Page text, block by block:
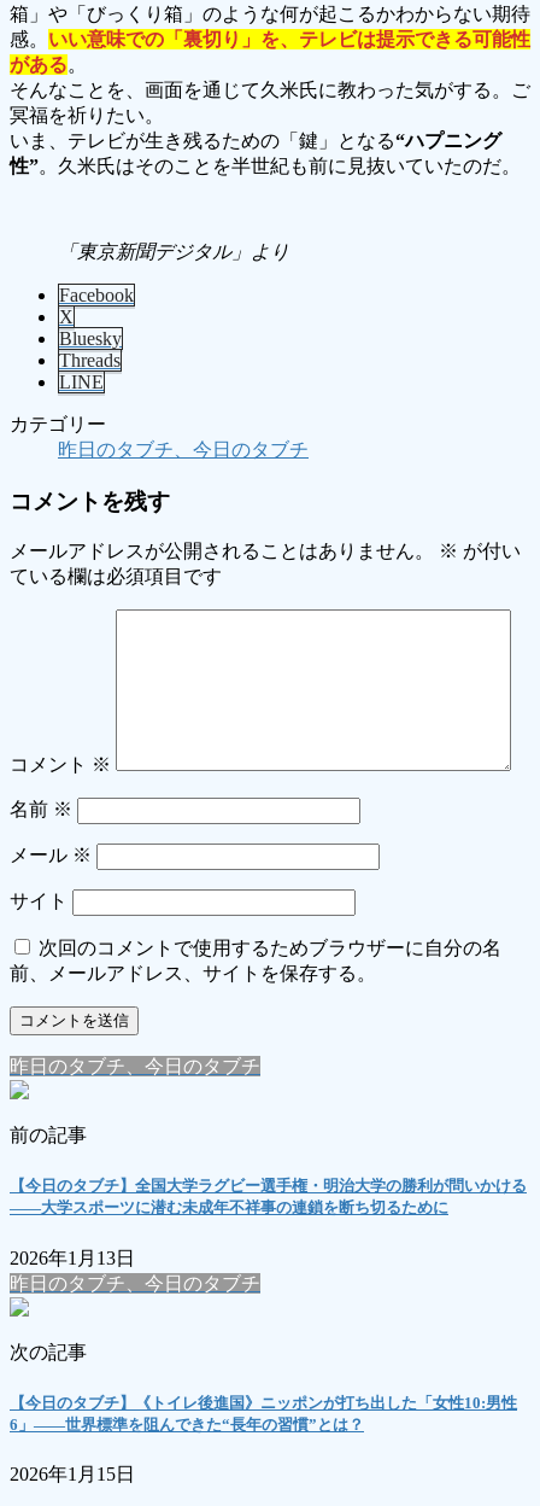
箱」や「びっくり箱」のような何が起こるかわからない期待
感。 いい意味での「裏切り」を、テレビは提示できる可能性
がある。
そんなことを、画面を通じて久米氏に教わった気がする。ご
冥福を祈りたい。
いま、テレビが生き残るための「鍵」となる“ハプニング
性”。久米氏はそのことを半世紀も前に見抜いていたのだ。
「東京新聞デジタル」より
Facebook
X
Bluesky
Threads
LINE
カテゴリー
昨日のタブチ、今日のタブチ
コメントを残す
メールアドレスが公開されることはありません。 ※ が付い
ている欄は必須項目です
コメント ※
名前 ※
メール ※
サイト
次回のコメントで使用するためブラウザーに自分の名
前、メールアドレス、サイトを保存する。
昨日のタブチ、今日のタブチ
前の記事
【今日のタブチ】全国大学ラグビー選手権・明治大学の勝利が問いかける
――大学スポーツに潜む未成年不祥事の連鎖を断ち切るために
2026年1月13日
昨日のタブチ、今日のタブチ
次の記事
【今日のタブチ】《トイレ後進国》ニッポンが打ち出した「女性10:男性
6」――世界標準を阻んできた“長年の習慣”とは？
2026年1月15日